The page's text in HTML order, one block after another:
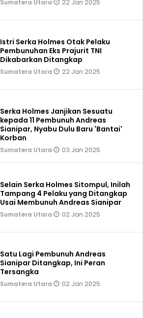
Sumatera Utara 22 Jan 2025
Istri Serka Holmes Otak Pelaku
Pembunuhan Eks Prajurit TNI
Dikabarkan Ditangkap
Sumatera Utara 22 Jan 2025
Serka Holmes Janjikan Sesuatu
kepada 11 Pembunuh Andreas
Sianipar, Nyabu Dulu Baru 'Bantai'
Korban
Sumatera Utara 03 Jan 2025
Selain Serka Holmes Sitompul, Inilah
Tampang 4 Pelaku yang Ditangkap
Usai Membunuh Andreas Sianipar
Sumatera Utara 02 Jan 2025
Satu Lagi Pembunuh Andreas
Sianipar Ditangkap, Ini Peran
Tersangka
Sumatera Utara 02 Jan 2025